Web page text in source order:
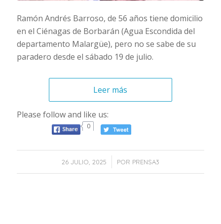
Ramón Andrés Barroso, de 56 años tiene domicilio
en el Ciénagas de Borbarán (Agua Escondida del
departamento Malargüe), pero no se sabe de su
paradero desde el sábado 19 de julio.
Leer más
Please follow and like us:
0
26 JULIO, 2025
/ POR PRENSA3